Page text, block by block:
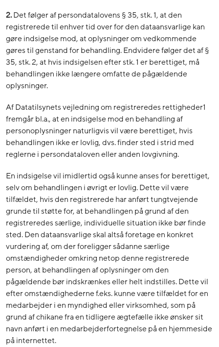
2.Det følger af persondatalovens § 35, stk. 1, at den
registrerede til enhver tid over for den dataansvarlige kan
gøre indsigelse mod, at oplysninger om vedkommende
gøres til genstand for behandling. Endvidere følger det af §
35, stk. 2, at hvis indsigelsen efter stk. 1 er berettiget, må
behandlingen ikke længere omfatte de pågældende
oplysninger.
Af Datatilsynets vejledning om registreredes rettigheder1
fremgår bl.a., at en indsigelse mod en behandling af
personoplysninger naturligvis vil være berettiget, hvis
behandlingen ikke er lovlig, dvs. finder sted i strid med
reglerne i persondataloven eller anden lovgivning.
En indsigelse vil imidlertid også kunne anses for berettiget,
selv om behandlingen i øvrigt er lovlig. Dette vil være
tilfældet, hvis den registrerede har anført tungtvejende
grunde til støtte for, at behandlingen på grund af den
registreredes særlige, individuelle situation ikke bør finde
sted. Den dataansvarlige skal altså foretage en konkret
vurdering af, om der foreligger sådanne særlige
omstændigheder omkring netop denne registrerede
person, at behandlingen af oplysninger om den
pågældende bør indskrænkes eller helt indstilles. Dette vil
efter omstændighederne f.eks. kunne være tilfældet for en
medarbejder i en myndighed eller virksomhed, som på
grund af chikane fra en tidligere ægtefælle ikke ønsker sit
navn anført i en medarbejderfortegnelse på en hjemmeside
på internettet.